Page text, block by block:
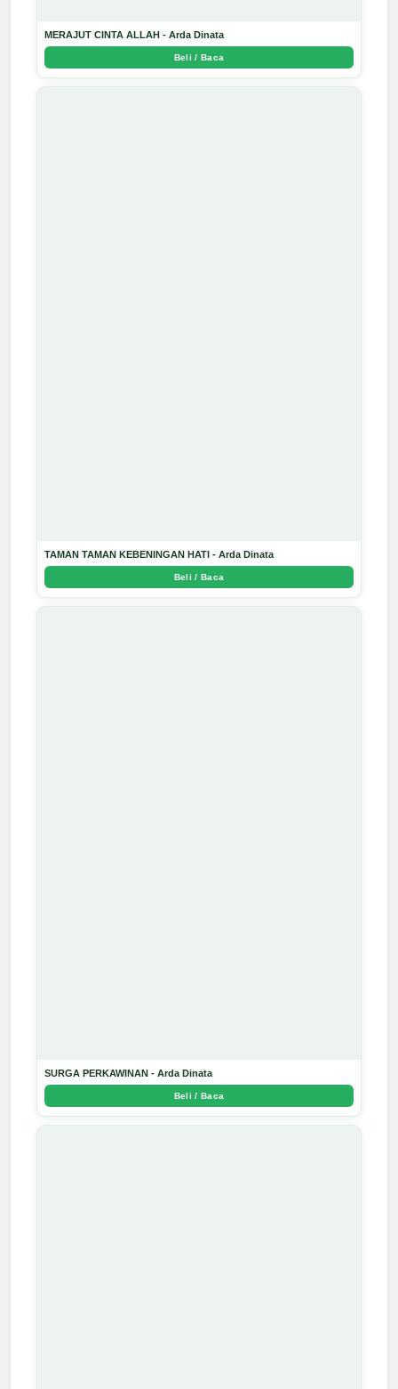
MERAJUT CINTA ALLAH - Arda Dinata
Beli / Baca
TAMAN TAMAN KEBENINGAN HATI - Arda Dinata
Beli / Baca
SURGA PERKAWINAN - Arda Dinata
Beli / Baca